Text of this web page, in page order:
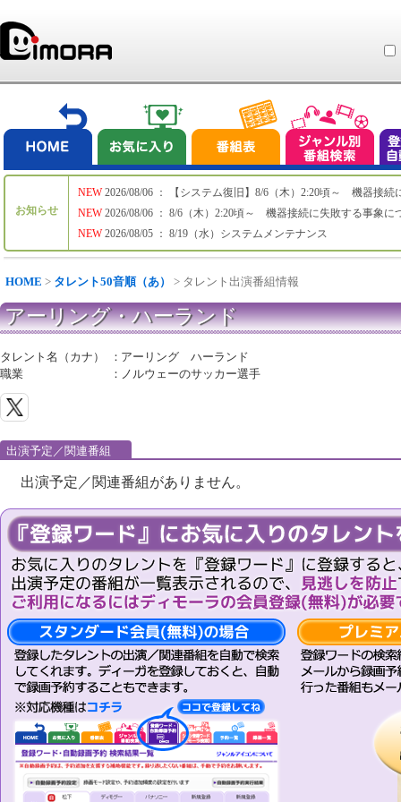
お知らせ
NEW
NEW
NEW
2026/08/06 ： 【システム復旧】8/6（木）2:20頃～ 機器接続
2026/08/06 ： 8/6（木）2:20頃～ 機器接続に失敗する事象に
2026/08/05 ： 8/19（水）システムメンテナンス
HOME > タレント50音順（あ） > タレント出演番組情報
アーリング・ハーランド
タレント名（カナ） ： アーリング ハーランド
職業
： ノルウェーのサッカー選手
出演予定／関連番組
出演予定／関連番組がありません。